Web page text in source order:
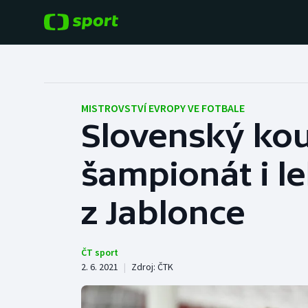
Hokej
Tenis
Atletika
Baseball a softbal
Basketbal
Biatlon
MISTROVSTVÍ EVROPY VE FOTBALE
Slovenský
šampionát i
z Jablonce
ČT sport
2. 6. 2021 | Zdroj: ČTK